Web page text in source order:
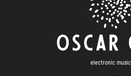
electronic music